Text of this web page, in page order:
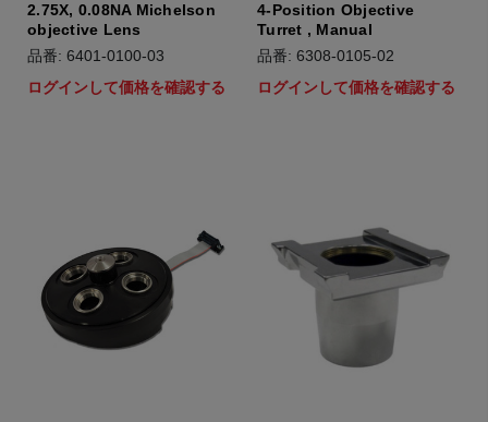
2.75X, 0.08NA Michelson
objective Lens
品番: 6401-0100-03
ログインして価格を確認する
4-Position Objective
Turret , Manual
品番: 6308-0105-02
ログインして価格を確認する